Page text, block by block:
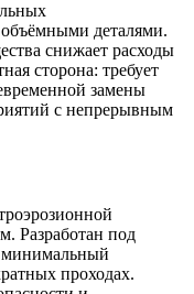
деталями.
снижает расходы
сторона: требует
замены
с непрерывным
Разработан под
минимальный
проходах.